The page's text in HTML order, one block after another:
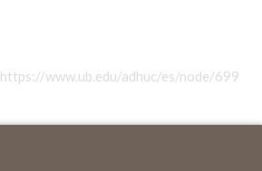
https://www.ub.edu/adhuc/es/node/699